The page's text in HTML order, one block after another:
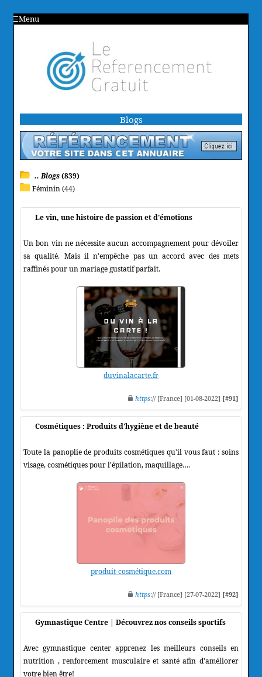
Menu
Blogs
.. Blogs(839)
Féminin (44)
Le vin, une histoire de passion et d'émotions
Un bon vin ne nécessite aucun accompagnement pour dévoiler
sa qualité. Mais il n'empêche pas un accord avec des mets
raffinés pour un mariage gustatif parfait.
duvinalacarte.fr
https:// [France] [01-08-2022] [#91]
Cosmétiques : Produits d'hygiène et de beauté
Toute la panoplie de produits cosmétiques qu'il vous faut : soins
visage, cosmétiques pour l'épilation, maquillage….
produit-cosmétique.com
https:// [France] [27-07-2022] [#92]
Gymnastique Centre | Découvrez nos conseils sportifs
Avec gymnastique center apprenez les meilleurs conseils en
nutrition , renforcement musculaire et santé afin d'améliorer
votre bien être!